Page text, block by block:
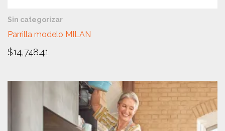
Sin categorizar
Parrilla modelo MILAN
$14,748.41